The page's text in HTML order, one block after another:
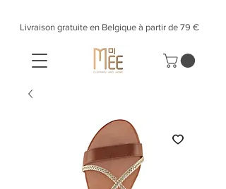
Livraison gratuite en Belgique à partir de 79 €​